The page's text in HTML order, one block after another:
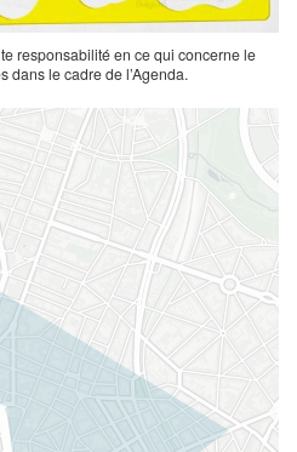
responsabilité en ce qui concerne le
dans le cadre de l’Agenda.